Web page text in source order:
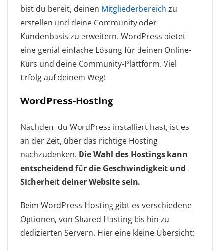
bist du bereit, deinen Mitgliederbereich zu
erstellen und deine Community oder
Kundenbasis zu erweitern. WordPress bietet
eine genial einfache Lösung für deinen Online-
Kurs und deine Community-Plattform. Viel
Erfolg auf deinem Weg!
WordPress-Hosting
Nachdem du WordPress installiert hast, ist es
an der Zeit, über das richtige Hosting
nachzudenken. Die Wahl des Hostings kann
entscheidend für die Geschwindigkeit und
Sicherheit deiner Website sein.
Beim WordPress-Hosting gibt es verschiedene
Optionen, von Shared Hosting bis hin zu
dedizierten Servern. Hier eine kleine Übersicht: